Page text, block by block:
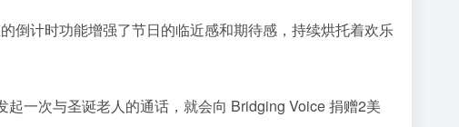
倒计时功能增强了节日的临近感和期待感，持续烘托着欢乐
一次与圣诞老人的通话，就会向 Bridging Voice 捐赠2美